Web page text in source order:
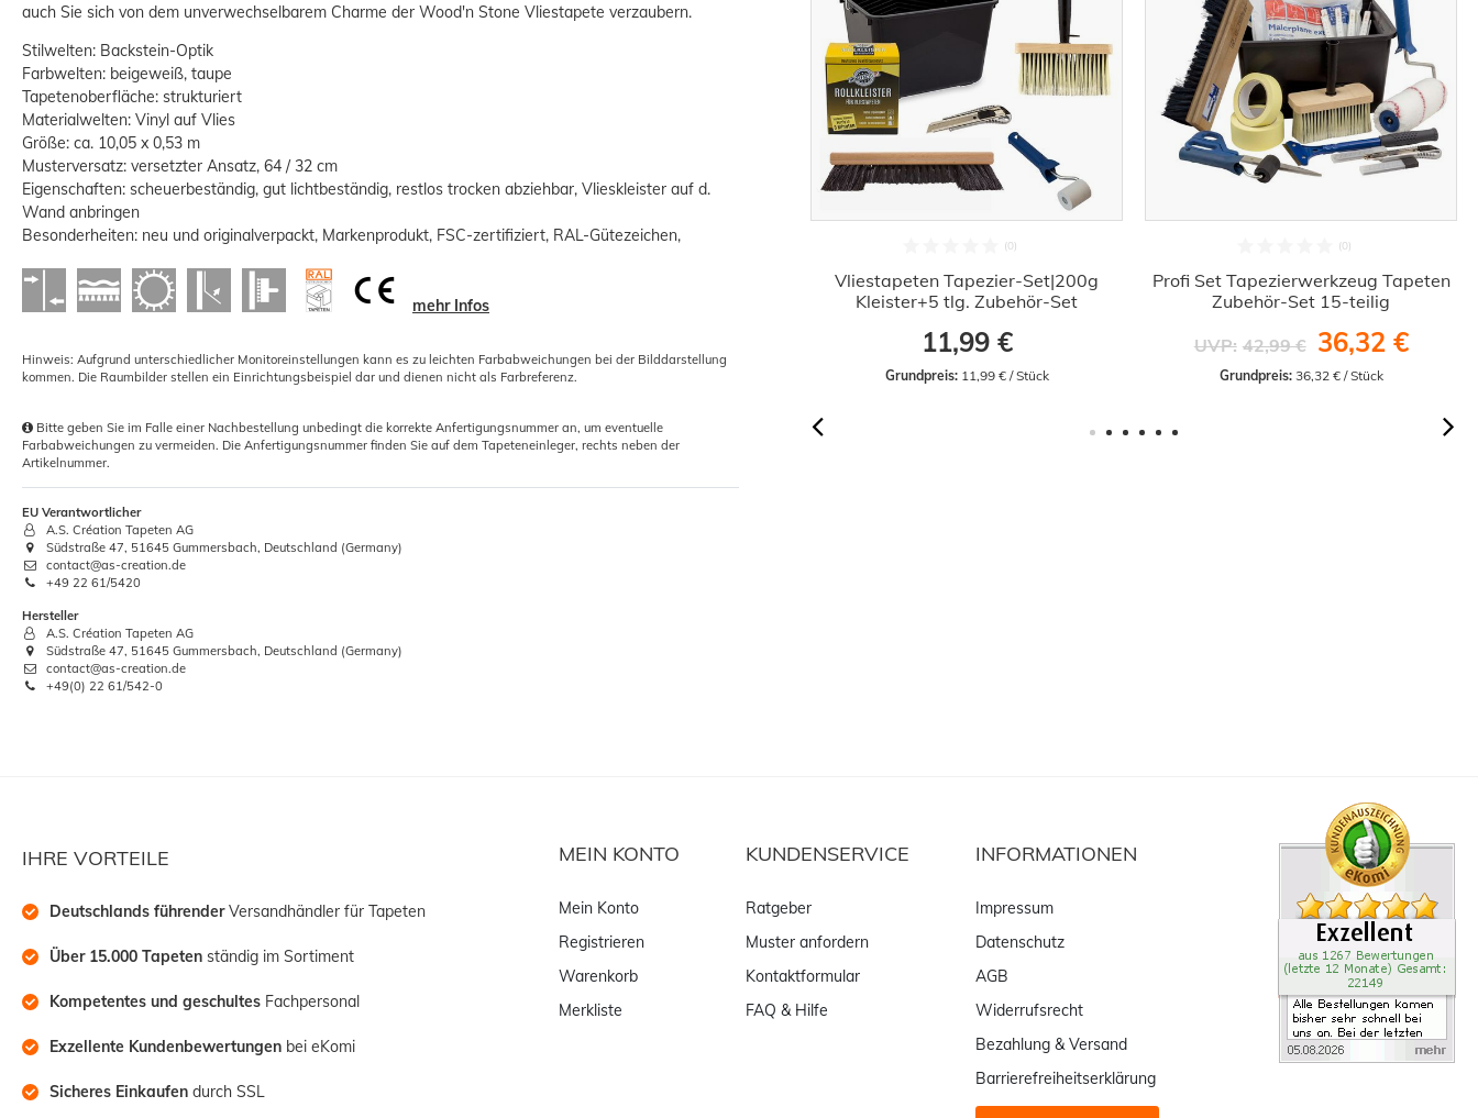
auch Sie sich von dem unverwechselbarem Charme der Wood'n Stone Vliestapete verzaubern.
Stilwelten: Backstein-Optik
Farbwelten: beigeweiß, taupe
Tapetenoberfläche: strukturiert
Materialwelten: Vinyl auf Vlies
Größe: ca. 10,05 x 0,53 m
Musterversatz: versetzter Ansatz, 64 / 32 cm
Eigenschaften: scheuerbeständig, gut lichtbeständig, restlos trocken abziehbar, Vlieskleister auf d.
Wand anbringen
Besonderheiten: neu und originalverpackt, Markenprodukt, FSC-zertifiziert, RAL-Gütezeichen,
mehr Infos
Hinweis: Aufgrund unterschiedlicher Monitoreinstellungen kann es zu leichten Farbabweichungen bei der Bilddarstellung
kommen. Die Raumbilder stellen ein Einrichtungsbeispiel dar und dienen nicht als Farbreferenz.
Bitte geben Sie im Falle einer Nachbestellung unbedingt die korrekte Anfertigungsnummer an, um eventuelle
Farbabweichungen zu vermeiden. Die Anfertigungsnummer finden Sie auf dem Tapeteneinleger, rechts neben der
Artikelnummer.
EU Verantwortlicher
A.S. Création Tapeten AG
Südstraße 47, 51645 Gummersbach, Deutschland (Germany)
contact@as-creation.de
+49 22 61/5420
Hersteller
A.S. Création Tapeten AG
Südstraße 47, 51645 Gummersbach, Deutschland (Germany)
contact@as-creation.de
+49(0) 22 61/542-0
Kleisterbürste Quast Deckenbürste
170x70mm
Grundpreis: 2,42 € / Stück Grundpreis:
Vliestapeten Tapezier-Set|200g
Kleister+5 tlg. Zubehör-Set
11,99 €
Grundpreis: 11,99 € / Stück
Profi Set Tapezierwerkzeug Tapeten
Zubehör-Set 15-teilig
UVP: 42,99 € 36,32 €
Grundpreis: 36,32 € / Stück
IHRE VORTEILE
Deutschlands führender Versandhändler für Tapeten
Über 15.000 Tapeten ständig im Sortiment
Kompetentes und geschultes Fachpersonal
Exzellente Kundenbewertungen bei eKomi
Sicheres Einkaufen durch SSL
MEIN KONTO
Mein Konto
Registrieren
Warenkorb
Merkliste
KUNDENSERVICE
Ratgeber
Muster anfordern
Kontaktformular
FAQ & Hilfe
INFORMATIONEN
Impressum
Datenschutz
AGB
Widerrufsrecht
Bezahlung & Versand
Barrierefreiheitserklärung